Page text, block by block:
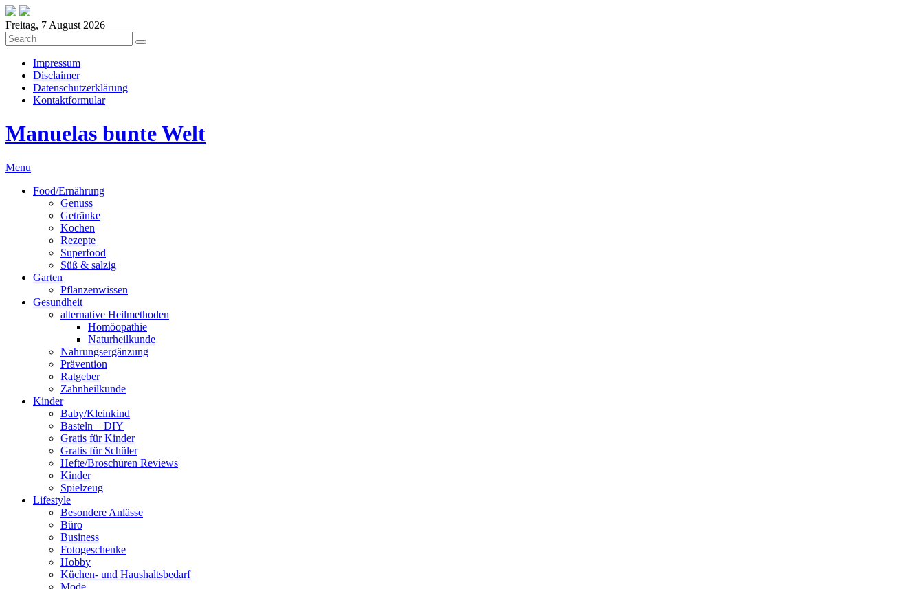
Freitag, 7 August 2026
Impressum
Disclaimer
Datenschutzerklärung
Kontaktformular
Manuelas bunte Welt
Menu
Food/Ernährung
Genuss
Getränke
Kochen
Rezepte
Superfood
Süß & salzig
Garten
Pflanzenwissen
Gesundheit
alternative Heilmethoden
Homöopathie
Naturheilkunde
Nahrungsergänzung
Prävention
Ratgeber
Zahnheilkunde
Kinder
Baby/Kleinkind
Basteln – DIY
Gratis für Kinder
Gratis für Schüler
Hefte/Broschüren Reviews
Kinder
Spielzeug
Lifestyle
Besondere Anlässe
Büro
Business
Fotogeschenke
Hobby
Küchen- und Haushaltsbedarf
Mode